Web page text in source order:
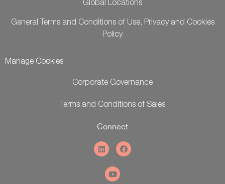
Global Locations
General Terms and Conditions of Use, Privacy and Cookies
Policy
Manage Cookies
Corporate Governance
Terms and Conditions of Sales
Connect